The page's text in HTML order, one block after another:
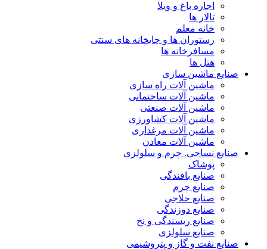
اجاره باغ و ویلا
تالار ها
خانه معلم
رستوران ها و چایخانه های سنتی
مسافرخانه ها
هتل ها
صنایع ماشین سازی
ماشین آلات راه سازی
ماشین آلات ساختمانی
ماشین آلات صنعتی
ماشین آلات کشاورزی
ماشین آلات مرغداری
ماشین آلات معادن
صنایع نساجی. چرم و سلولزی
پوشاک
صنایع بافندگی
صنایع چرم
صنایع حلاجی
صنایع دوزندگی
صنایع ریسندگی و نخ
صنایع سلولزی
صنایع نفت و گاز و پتروشیمی